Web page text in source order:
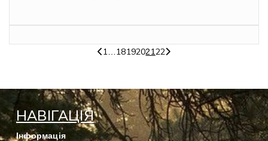
1…1819202122
НАВІГАЦІЯ
Інформація